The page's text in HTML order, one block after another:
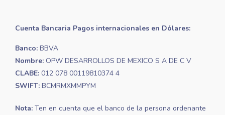
Cuenta Bancaria Pagos internacionales en Dólares:
Banco: BBVA
Nombre: OPW DESARROLLOS DE MEXICO S A DE C V
CLABE: 012 078 00119810374 4
SWIFT: BCMRMXMMPYM
Nota: Ten en cuenta que el banco de la persona ordenante